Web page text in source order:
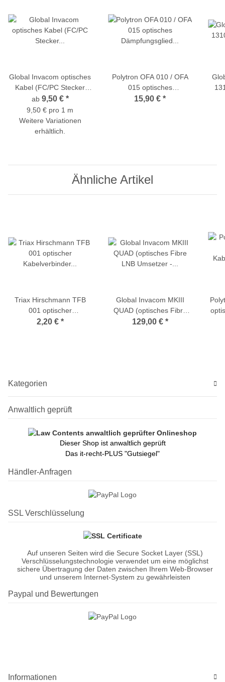
Global Invacom optisches
Kabel (FC/PC Stecker
vorkonfektioniert -
1/3/5/10/20/30/50/100
Meter)
ab 9,50 € *
9,50 € pro 1 m
Weitere Variationen
erhältlich.
Polytron OFA 010 / OFA
015 optisches
Dämpfungsglied 10/15dB,
15,90 € *
Ähnliche Artikel
Triax Hirschmann TFB
001 optischer
Kabelverbinder FC/PC-
2,20 € *
Global Invacom MKIII
QUAD (optisches Fibre
LNB Umsetzer - Virtual
129,00 € *
Kategorien
Anwaltlich geprüft
Dieser Shop ist anwaltlich geprüft
Das it-recht-PLUS "Gutsiegel"
Händler-Anfragen
SSL Verschlüsselung
Auf unseren Seiten wird die Secure Socket Layer (SSL)
Verschlüsselungstechnologie verwendet um eine möglichst
sichere Übertragung der Daten zwischen Ihrem Web-Browser
und unserem Internet-System zu gewährleisten
Paypal und Bewertungen
Informationen